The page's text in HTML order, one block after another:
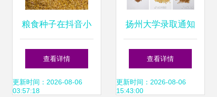
粮食种子在抖音小
店报白上架全攻略
以土豆、小麦、稻
查看详情
更新时间：2026-08-06
03:57:18
扬州大学录取通知
书里藏“种子”:让新
生感受农学之美_
查看详情
更新时间：2026-08-06
15:43:00